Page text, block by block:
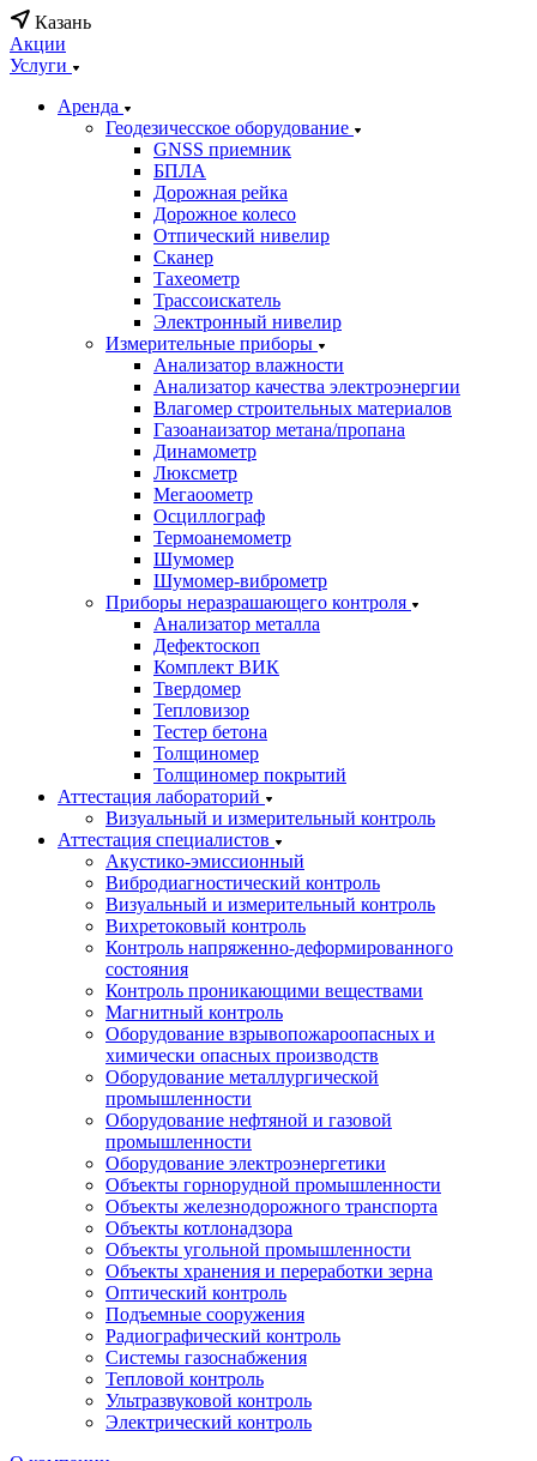
Казань
Акции
Услуги
Аренда
Геодезичесское оборудование
GNSS приемник
БПЛА
Дорожная рейка
Дорожное колесо
Отпический нивелир
Сканер
Тахеометр
Трассоискатель
Электронный нивелир
Измерительные приборы
Анализатор влажности
Анализатор качества электроэнергии
Влагомер строительных материалов
Газоанаизатор метана/пропана
Динамометр
Люксметр
Мегаоометр
Осциллограф
Термоанемометр
Шумомер
Шумомер-виброметр
Приборы неразрашающего контроля
Анализатор металла
Дефектоскоп
Комплект ВИК
Твердомер
Тепловизор
Тестер бетона
Толщиномер
Толщиномер покрытий
Аттестация лабораторий
Визуальный и измерительный контроль
Аттестация специалистов
Акустико-эмиссионный
Вибродиагностический контроль
Визуальный и измерительный контроль
Вихретоковый контроль
Контроль напряженно-деформированного
состояния
Контроль проникающими веществами
Магнитный контроль
Оборудование взрывопожароопасных и
химически опасных производств
Оборудование металлургической
промышленности
Оборудование нефтяной и газовой
промышленности
Оборудование электроэнергетики
Объекты горнорудной промышленности
Объекты железнодорожного транспорта
Объекты котлонадзора
Объекты угольной промышленности
Объекты хранения и переработки зерна
Оптический контроль
Подъемные сооружения
Радиографический контроль
Системы газоснабжения
Тепловой контроль
Ультразвуковой контроль
Электрический контроль